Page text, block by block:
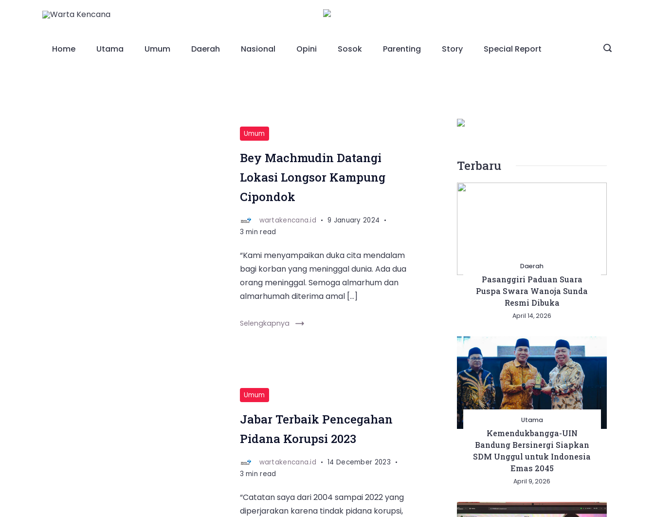
Home
Utama Umum Daerah Nasional Opini Sosok Parenting Story Special Report
Umum
Bey Machmudin Datangi
Lokasi Longsor Kampung
Cipondok
wartakencana.id
9 January 2024
3 min read
“Kami menyampaikan duka cita mendalam
bagi korban yang meninggal dunia. Ada dua
orang meninggal. Semoga almarhum dan
almarhumah diterima amal […]
Selengkapnya
Umum
Jabar Terbaik Pencegahan
Pidana Korupsi 2023
wartakencana.id
14 December 2023
3 min read
“Catatan saya dari 2004 sampai 2022 yang
diperjarakan karena tindak pidana korupsi,
Terbaru
Daerah
Pasanggiri Paduan Suara
Puspa Swara Wanoja Sunda
Resmi Dibuka
April 14, 2026
Utama
Kemendukbangga-UIN
Bandung Bersinergi Siapkan
SDM Unggul untuk Indonesia
Emas 2045
April 9, 2026